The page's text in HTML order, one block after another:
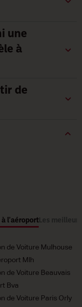
une
à
de
l'aéroportLes
de Voiture Mulhouse
Mlh
de Voiture Beauvais
Bva
de Voiture Paris Orly